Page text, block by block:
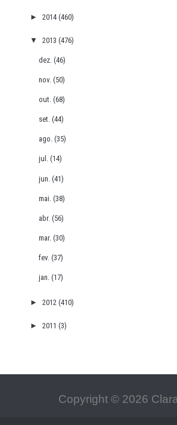
► 2014 (460)
▼ 2013 (476)
dez.(46)
nov.(50)
out.(68)
set.(44)
ago.(35)
jul.(14)
jun.(41)
mai.(38)
abr.(56)
mar.(30)
fev.(37)
jan.(17)
► 2012 (410)
► 2011 (3)
Copyright © 2026